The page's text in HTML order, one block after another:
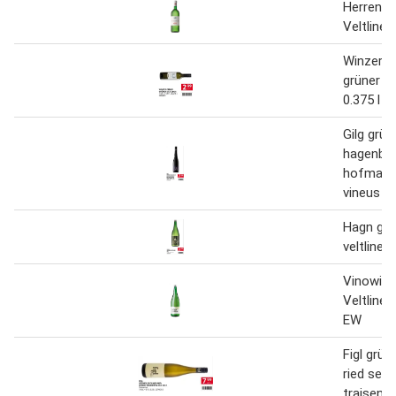
Veltliner
Winzer
grüner
0.375 l
Gilg
vineus
Hagn
veltliner
Veltliner
EW
Figl
ried